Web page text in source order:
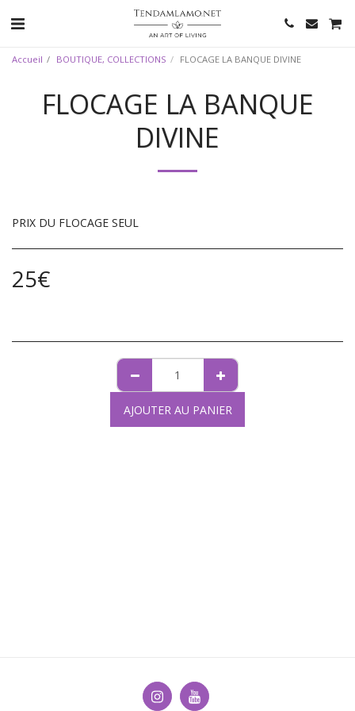
Accueil BOUTIQUE, COLLECTIONS FLOCAGE LA BANQUE DIVINE
FLOCAGE LA BANQUE
DIVINE
PRIX DU FLOCAGE SEUL
25€
AJOUTER AU PANIER